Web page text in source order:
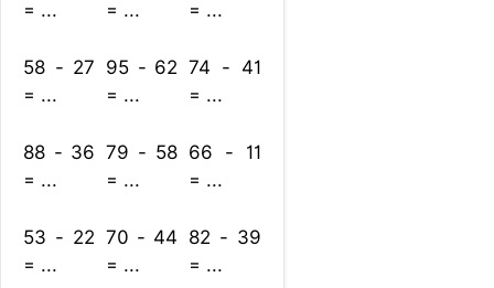
= ... = ... = ...
58 - 27
= ...
95 - 62
= ...
74 - 41
= ...
88 - 36
= ...
79 - 58
= ...
66 - 11
= ...
53 - 22
= ...
70 - 44
= ...
82 - 39
= ...